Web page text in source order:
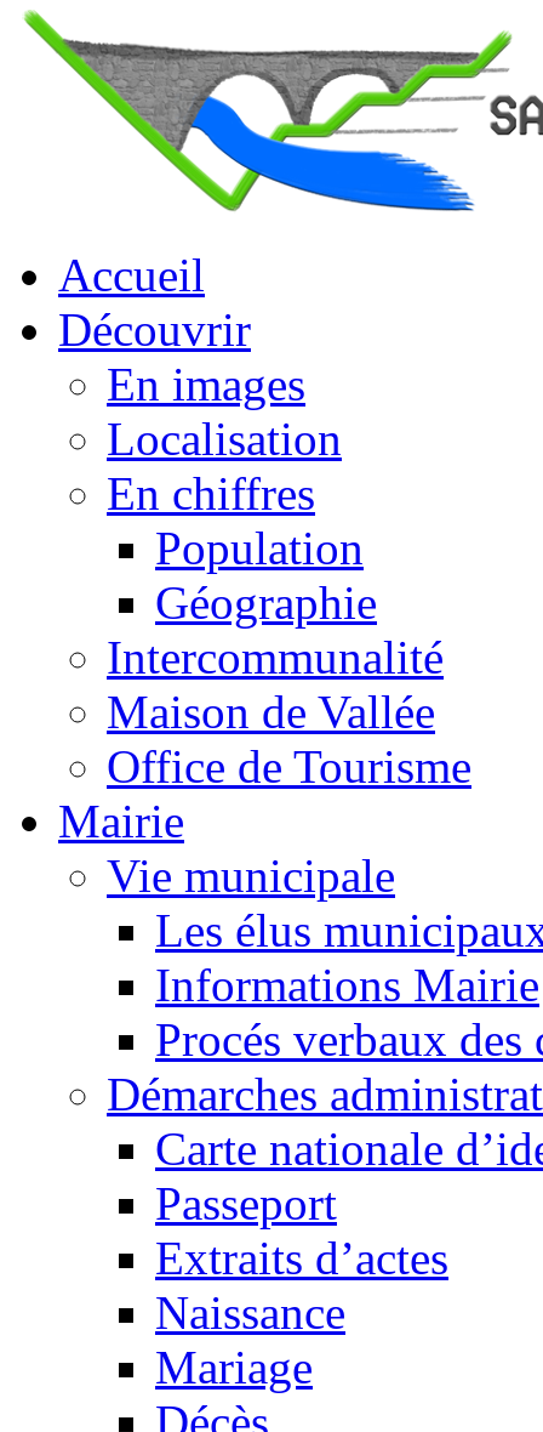
Accueil
Découvrir
En images
Localisation
En chiffres
Population
Géographie
Intercommunalité
Maison de Vallée
Office de Tourisme
Mairie
Vie municipale
Les élus
Informations Mairie
Procés verbaux
Démarches
Carte nationale
Passeport
Extraits d’actes
Naissance
Mariage